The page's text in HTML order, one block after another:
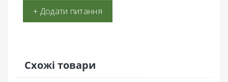
+ Додати питання
Схожі товари